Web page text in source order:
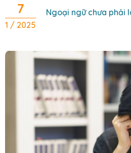
7
1 / 2025
Ngoại ngữ chưa phải